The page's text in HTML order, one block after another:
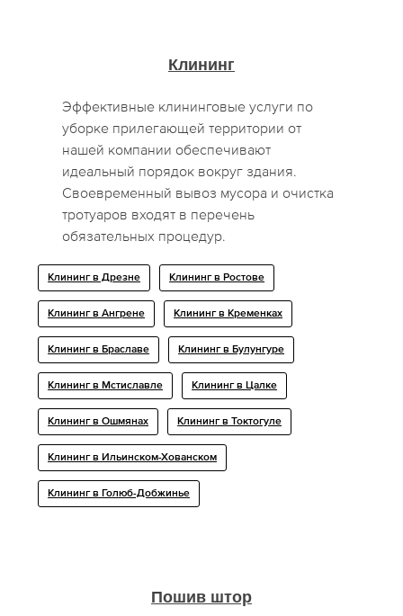
Клининг
Эффективные клининговые услуги по
уборке прилегающей территории от
нашей компании обеспечивают
идеальный порядок вокруг здания.
Своевременный вывоз мусора и очистка
тротуаров входят в перечень
обязательных процедур.
Клининг в Дрезне Клининг в Ростове
Клининг в Ангрене Клининг в Кременках
Клининг в Браславе Клининг в Булунгуре
Клининг в Мстиславле Клининг в Цалке
Клининг в Ошмянах Клининг в Токтогуле
Клининг в Ильинском-Хованском
Клининг в Голюб-Добжинье
Пошив штор